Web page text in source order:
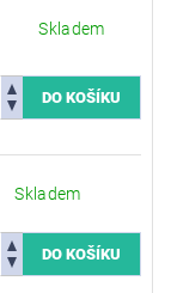
Skladem
Skladem